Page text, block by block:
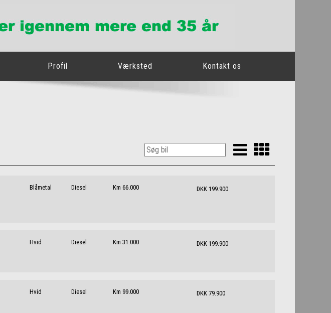
Profil Værksted Kontakt os
Blåmetal Diesel Km 66.000 DKK 199.900
Hvid Diesel Km 31.000 DKK 199.900
Hvid Diesel Km 99.000 DKK 79.900